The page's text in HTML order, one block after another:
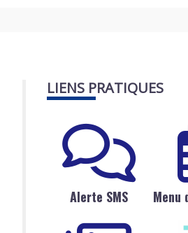
LIENS PRATIQUES
Alerte SMS Menu